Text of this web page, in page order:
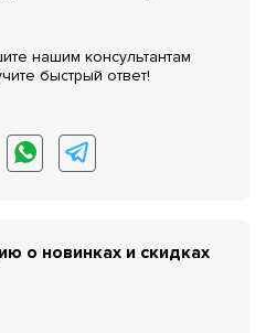
нашим консультантам
быстрый ответ!
о новинках и скидках